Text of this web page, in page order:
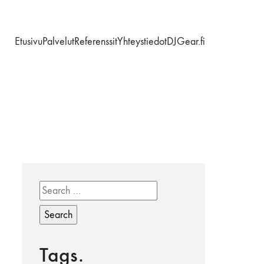
EtusivuPalvelutReferenssitYhteystiedotDJGear.fi
Search
for:
Tags.